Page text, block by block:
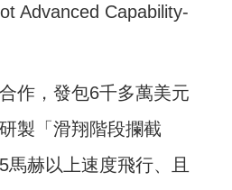
Advanced Capability-
作，發包6千多萬美元
製「滑翔階段攔截
馬赫以上速度飛行、且